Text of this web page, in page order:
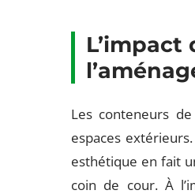
Les conteneurs
espaces
esthétique en fait
coin de cour. À